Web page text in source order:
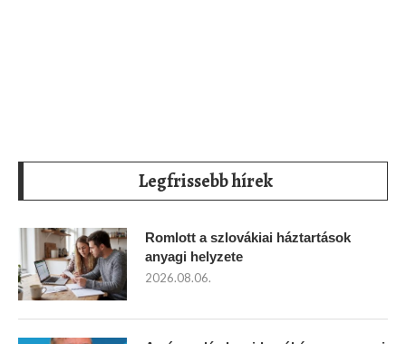
Legfrissebb hírek
Romlott a szlovákiai háztartások
anyagi helyzete
2026.08.06.